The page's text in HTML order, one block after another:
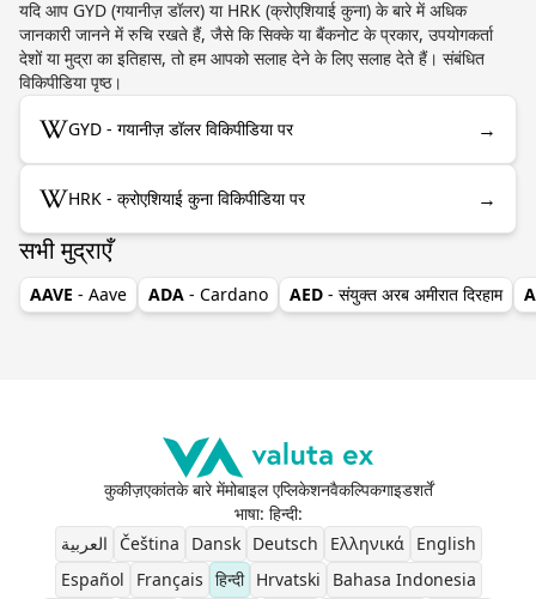
यदि आप GYD (गयानीज़ डॉलर) या HRK (क्रोएशियाई कुना) के बारे में अधिक
जानकारी जानने में रुचि रखते हैं, जैसे कि सिक्के या बैंकनोट के प्रकार, उपयोगकर्ता
देशों या मुद्रा का इतिहास, तो हम आपको सलाह देने के लिए सलाह देते हैं। संबंधित
विकिपीडिया पृष्ठ।
GYD - गयानीज़ डॉलर विकिपीडिया पर →
HRK - क्रोएशियाई कुना विकिपीडिया पर →
सभी मुद्राएँ
AAVE - Aave ADA - Cardano AED - संयुक्त अरब अमीरात दिरहाम
कुकीज़एकांतके बारे मेंमोबाइल एप्लिकेशनवैकल्पिकगाइडशर्तें
भाषा: हिन्दी:
العربية
Čeština Dansk Deutsch Ελληνικά
English
Español
Français हिन्दी Hrvatski Bahasa Indonesia